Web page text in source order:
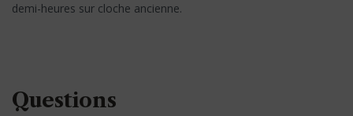
demi-heures sur cloche ancienne.
Questions